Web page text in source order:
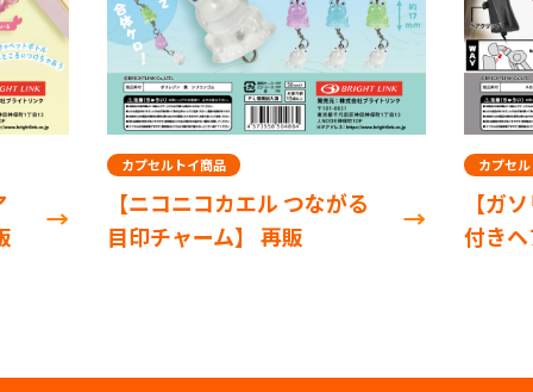
カプセルトイ商品
【ニコニコカエル つながる
目印チャーム】 再販
カプセ
【ガ
付き